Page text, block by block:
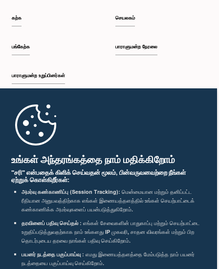
உங்கள் அந்தரங்கத்தை நாம் மதிக்கிறோம்
"சரி" என்பதைக் கிளிக் செய்வதன் மூலம், பின்வருவனவற்றை நீங்கள்
ஏற்றுக் கொள்கிறீர்கள்:
அமர்வு கண்காணிப்பு (Session Tracking): மென்மையான மற்றும் தனிப்பட்ட
ரீதியான அனுபவத்திற்காக எங்கள் இணையத்தளத்தில் உங்கள் செயற்பாட்டைக்
கண்காணிக்க அமர்வுகளைப் பயன்படுத்துகிறோம்.
தரவினைப் பதிவு செய்தல் : எங்கள் சேவைகளின் பாதுகாப்பு மற்றும் செயற்பாட்டை
உறுதிப்படுத்துவதற்காக நாம் உங்களது IP முகவரி, சாதன விவரங்கள் மற்றும் பிற
தொடர்புடைய தரவை நாங்கள் பதிவு செய்கிறோம்.
பயனர் நடத்தை பகுப்பாய்வு : எமது இணையத்தளத்தை மேம்படுத்த நாம் பயனர்
நடத்தையை பகுப்பாய்வு செய்கிறோம்.
கற்க
பங்கேற்க
பாராளுமன்ற உறுப்பினர்கள்
முதற்பக்கம்
செயலகம்
பாராளுமன்ற நேரலை
பாராளுமன்ற கையடக்க செயலி
எம்மை பின்தொடர்க :
விருதுகள்
தனியுரிமைக் கொள்கை